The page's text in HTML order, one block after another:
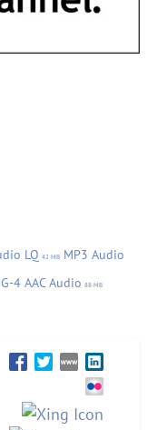
LQ 42 MB MP3 Audio
4 AAC Audio 88 MB